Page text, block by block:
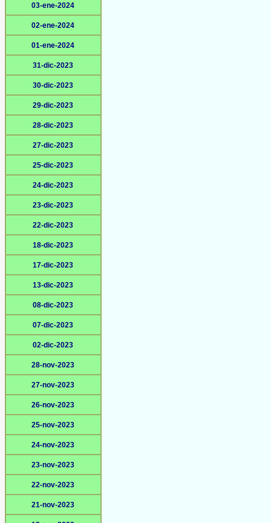
03-ene-2024
02-ene-2024
01-ene-2024
31-dic-2023
30-dic-2023
29-dic-2023
28-dic-2023
27-dic-2023
25-dic-2023
24-dic-2023
23-dic-2023
22-dic-2023
18-dic-2023
17-dic-2023
13-dic-2023
08-dic-2023
07-dic-2023
02-dic-2023
28-nov-2023
27-nov-2023
26-nov-2023
25-nov-2023
24-nov-2023
23-nov-2023
22-nov-2023
21-nov-2023